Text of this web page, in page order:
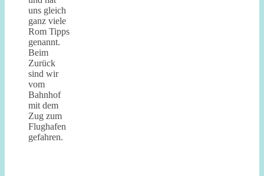
uns gleich
ganz viele
Rom Tipps
genannt.
Beim
Zurück
sind wir
vom
Bahnhof
mit dem
Zug zum
Flughafen
gefahren.